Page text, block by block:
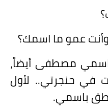
عمو ما اسمك؟
اسمي مصطفى أيضاً،
في حنجرتي.. لأول
باسمي.